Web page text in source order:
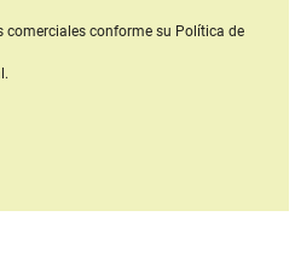
comerciales conforme su Política de